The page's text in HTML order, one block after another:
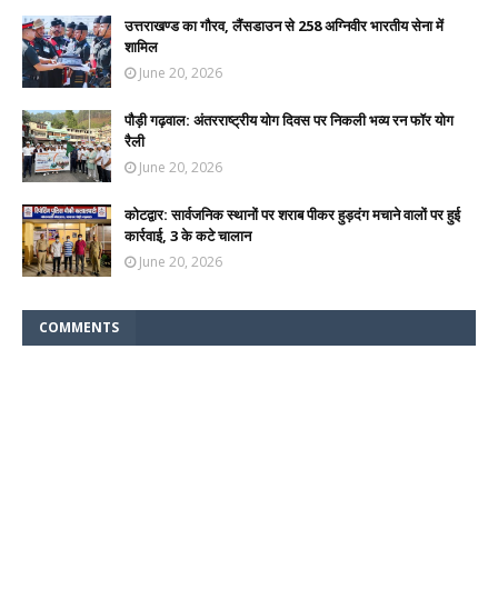
उत्तराखण्ड का गौरव, लैंसडाउन से 258 अग्निवीर भारतीय सेना में
शामिल
June 20, 2026
पौड़ी गढ़वाल: अंतरराष्ट्रीय योग दिवस पर निकली भव्य रन फॉर योग
रैली
June 20, 2026
कोटद्वार: सार्वजनिक स्थानों पर शराब पीकर हुड़दंग मचाने वालों पर हुई
कार्रवाई, 3 के कटे चालान
June 20, 2026
COMMENTS